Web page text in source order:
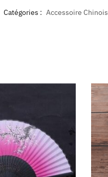
Catégories : Accessoire Chinois